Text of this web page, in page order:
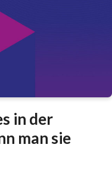
in der
man sie